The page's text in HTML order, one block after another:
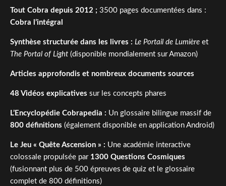
Tout Cobra depuis 2012 ; 3500 pages documentées dans :
Cobra l’intégral
Synthèse structurée dans les livres : Le Portail de Lumière et
The Portal of Light (disponible mondialement sur Amazon)
Articles approfondis et nombreux documents sources
48 Vidéos explicatives sur les concepts phares
L’Encyclopédie Cobrapedia : Un glossaire bilingue massif de
800 définitions (également disponible en application Android)
Le Jeu « Quête Ascension » : Une académie interactive
colossale propulsée par 1300 Questions Cosmiques
(fusionnant plus de 500 épreuves de quiz et le glossaire
complet de 800 définitions)